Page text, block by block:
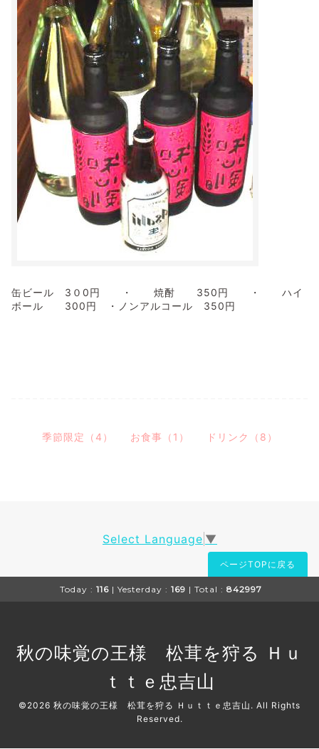
缶ビール 3０0円 ・ 焼酎 350円 ・ ハイ
ボール 300円 ・ノンアルコール 350円
季節限定（4） お食事（1） ドリンク（8）
Select Language ▼
ページTOPに戻る
Today : 116 | Yesterday : 169 | Total : 842997
秋の味覚の王様 松茸を狩る Ｈｕ
ｔｔｅ忠吉山
©2026 秋の味覚の王様 松茸を狩る Ｈｕｔｔｅ忠吉山 . All Rights
Reserved.